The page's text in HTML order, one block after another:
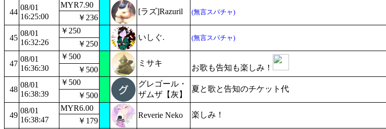
44
08/01
16:25:00
MYR7.90
[ラズ]Razuril (無言スパチャ)
￥236
45
08/01
16:32:26
￥250
いしぐ. (無言スパチャ)
￥250
47
08/01
16:36:30
￥500
ミサキ
お歌も告知も楽しみ！
￥500
48
08/01
16:38:39
￥500
グレゴール・
ザムザ【灰】
夏と歌と告知のチケット代
￥500
49
08/01
16:38:47
MYR6.00
Reverie Neko
楽しみ！
￥179